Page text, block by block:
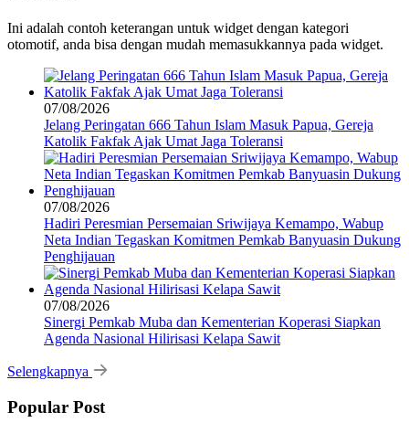
Ini adalah contoh keterangan untuk widget dengan kategori
otomotif, anda bisa dengan mudah memasukkannya pada widget.
07/08/2026
Jelang Peringatan 666 Tahun Islam Masuk Papua, Gereja
Katolik Fakfak Ajak Umat Jaga Toleransi
07/08/2026
Hadiri Peresmian Persemaian Sriwijaya Kemampo, Wabup
Neta Indian Tegaskan Komitmen Pemkab Banyuasin Dukung
Penghijauan
07/08/2026
Sinergi Pemkab Muba dan Kementerian Koperasi Siapkan
Agenda Nasional Hilirisasi Kelapa Sawit
Selengkapnya
Popular Post